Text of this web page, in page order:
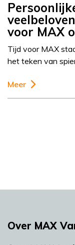
voor MAX
Tijd voor MAX
het teken van
Meer
Over MAX